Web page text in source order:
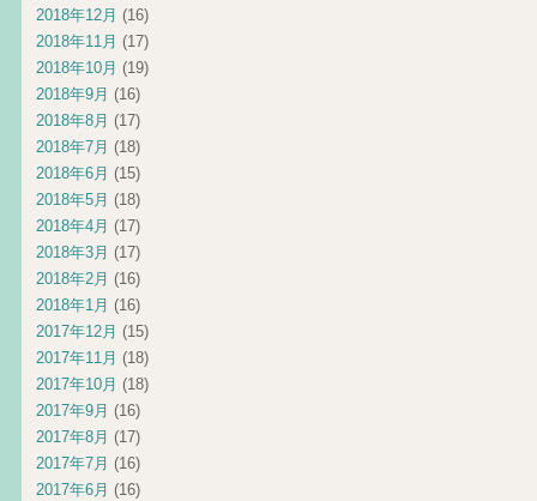
2018年12月 (16)
2018年11月 (17)
2018年10月 (19)
2018年9月 (16)
2018年8月 (17)
2018年7月 (18)
2018年6月 (15)
2018年5月 (18)
2018年4月 (17)
2018年3月 (17)
2018年2月 (16)
2018年1月 (16)
2017年12月 (15)
2017年11月 (18)
2017年10月 (18)
2017年9月 (16)
2017年8月 (17)
2017年7月 (16)
2017年6月 (16)